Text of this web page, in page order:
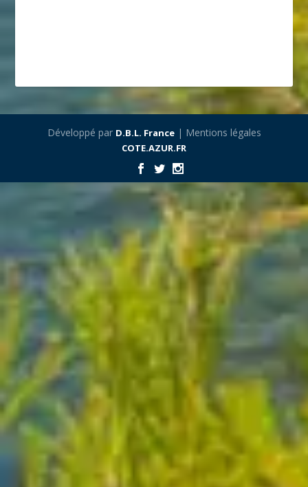
Développé par D.B.L. France| Mentions légales
COTE.AZUR.FR